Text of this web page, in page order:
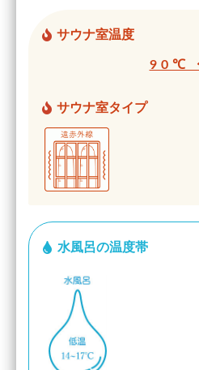
サウナ室温度
90℃
サウナ室タイプ
水風呂の温度帯